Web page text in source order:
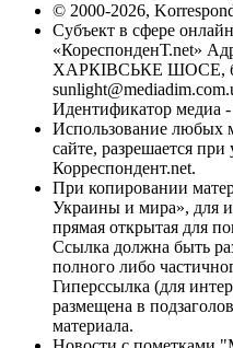
© 2000-2026,
Субъект в сфере
«КореспонденТ.net»
ХАРКІВСЬКЕ ШОСЕ,
Идентификатор медиа
Использование любых
сайте, разрешается
Корреспондент.net.
При копировании
Украины и мира», для
прямая открытая для
Ссылка должна быть
полного либо
Гиперссылка (для
размещена в
материала.